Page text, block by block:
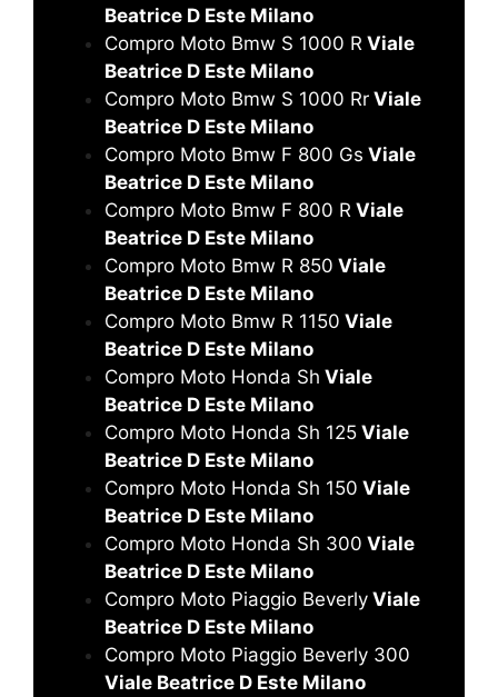
Beatrice D Este Milano
Compro Moto Bmw S 1000 R Viale
Beatrice D Este Milano
Compro Moto Bmw S 1000 Rr Viale
Beatrice D Este Milano
Compro Moto Bmw F 800 Gs Viale
Beatrice D Este Milano
Compro Moto Bmw F 800 R Viale
Beatrice D Este Milano
Compro Moto Bmw R 850 Viale
Beatrice D Este Milano
Compro Moto Bmw R 1150 Viale
Beatrice D Este Milano
Compro Moto Honda Sh Viale
Beatrice D Este Milano
Compro Moto Honda Sh 125 Viale
Beatrice D Este Milano
Compro Moto Honda Sh 150 Viale
Beatrice D Este Milano
Compro Moto Honda Sh 300 Viale
Beatrice D Este Milano
Compro Moto Piaggio Beverly Viale
Beatrice D Este Milano
Compro Moto Piaggio Beverly 300
Viale Beatrice D Este Milano